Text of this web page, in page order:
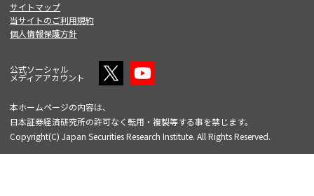
サイトマップ
当サイトのご利用規約
個人情報保護方針
公式ソーシャル
メディアアカウント
本ホームページの内容は、
日本証券経済研究所の許可なく転用・複製等する事を禁じます。
Copyright(C) Japan Securities Research Institute. All Rights Reserved.